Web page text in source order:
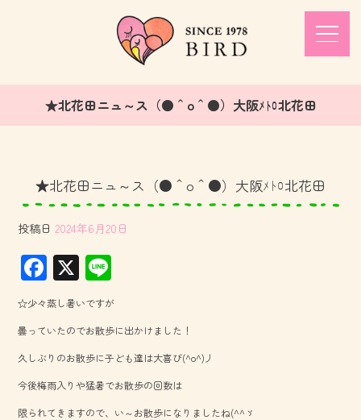
★北花田ニュ～ス（●＾o＾●）大阪ﾒﾄﾛ北花田
★北花田ニュ～ス（●＾o＾●）大阪ﾒﾄﾛ北花田
投稿日 2024年6月20日
F
ac
e
b
o
ok
X
ne
☆少々蒸し暑いですが
曇っていたのでお散歩に出かけました！
久しぶりのお散歩に子ども達は大喜び(^o^)丿
今後梅雨入りや猛暑でお散歩の回数は
限られてきますので、い～お散歩になりましたね(^^ゞ